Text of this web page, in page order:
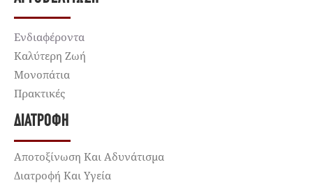
Ενδιαφέροντα
Καλύτερη Ζωή
Μονοπάτια
Πρακτικές
ΔΙΑΤΡΟΦΉ
Αποτοξίνωση Και Αδυνάτισμα
Διατροφή Και Υγεία